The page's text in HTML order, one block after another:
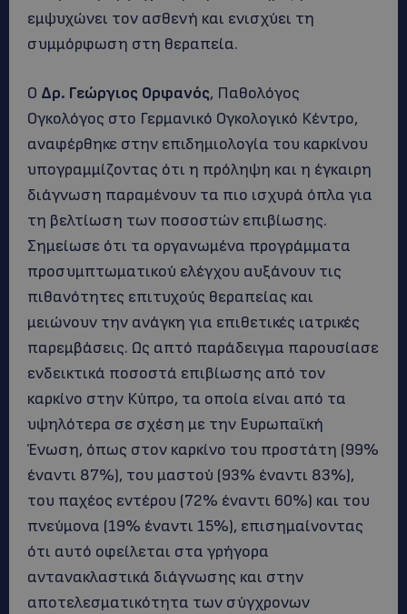
εμψυχώνει τον ασθενή και ενισχύει τη
συμμόρφωση στη θεραπεία.
Ο Δρ. Γεώργιος Ορφανός, Παθολόγος
Ογκολόγος στο Γερμανικό Ογκολογικό Κέντρο,
αναφέρθηκε στην επιδημιολογία του καρκίνου
υπογραμμίζοντας ότι η πρόληψη και η έγκαιρη
διάγνωση παραμένουν τα πιο ισχυρά όπλα για
τη βελτίωση των ποσοστών επιβίωσης.
Σημείωσε ότι τα οργανωμένα προγράμματα
προσυμπτωματικού ελέγχου αυξάνουν τις
πιθανότητες επιτυχούς θεραπείας και
μειώνουν την ανάγκη για επιθετικές ιατρικές
παρεμβάσεις. Ως απτό παράδειγμα παρουσίασε
ενδεικτικά ποσοστά επιβίωσης από τον
καρκίνο στην Κύπρο, τα οποία είναι από τα
υψηλότερα σε σχέση με την Ευρωπαϊκή
Ένωση, όπως στον καρκίνο του προστάτη (99%
έναντι 87%), του μαστού (93% έναντι 83%),
του παχέος εντέρου (72% έναντι 60%) και του
πνεύμονα (19% έναντι 15%), επισημαίνοντας
ότι αυτό οφείλεται στα γρήγορα
αντανακλαστικά διάγνωσης και στην
αποτελεσματικότητα των σύγχρονων